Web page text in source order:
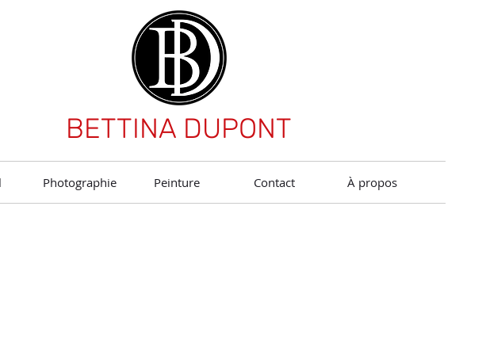
BETTINA DUPONT
Photographie Peinture Contact À propos